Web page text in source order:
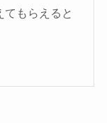
てもらえると